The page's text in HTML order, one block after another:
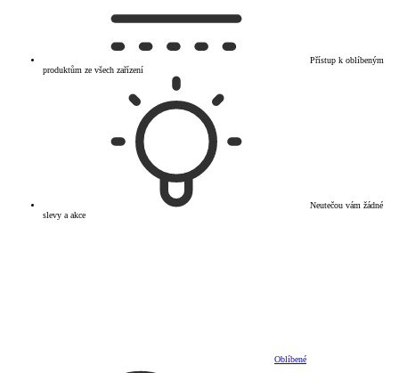
Přístup k oblíbeným
produktům ze všech zařízení
Neutečou vám žádné
slevy a akce
Oblíbené